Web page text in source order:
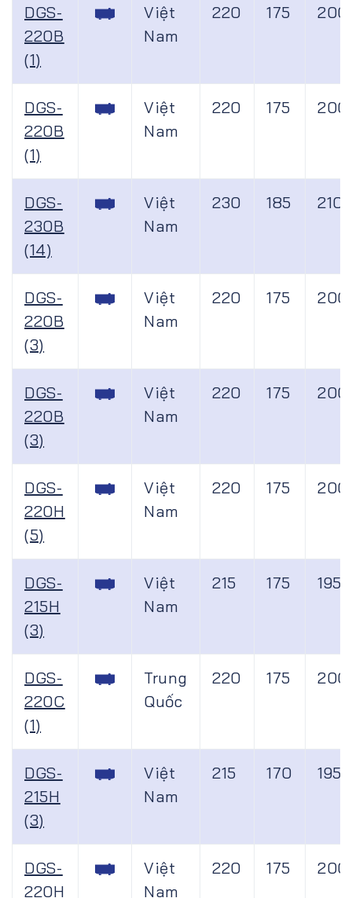
DGS-
220B
(1)
Việt
Nam
220 175 200
DGS-
220B
(1)
Việt
Nam
220 175 200
DGS-
230B
(14)
Việt
Nam
230 185 210
DGS-
220B
(3)
Việt
Nam
220 175 200
DGS-
220B
(3)
Việt
Nam
220 175 200
DGS-
220H
(5)
Việt
Nam
220 175 200
DGS-
215H
(3)
Việt
Nam
215 175 195
DGS-
220C
(1)
Trung
Quốc
220 175 200
DGS-
215H
(3)
Việt
Nam
215 170 195
DGS-
220H
Việt
Nam
220 175 200